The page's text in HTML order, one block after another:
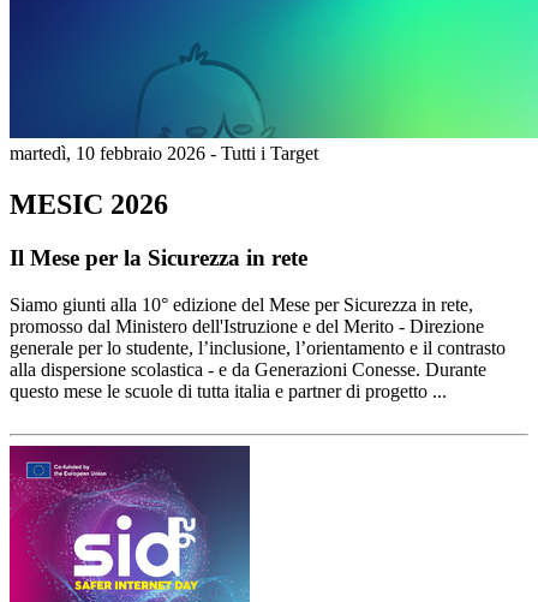
martedì, 10 febbraio 2026 - Tutti i Target
MESIC 2026
Il Mese per la Sicurezza in rete
Siamo giunti alla 10° edizione del Mese per Sicurezza in rete,
promosso dal Ministero dell'Istruzione e del Merito - Direzione
generale per lo studente, l’inclusione, l’orientamento e il contrasto
alla dispersione scolastica - e da Generazioni Conesse. Durante
questo mese le scuole di tutta italia e partner di progetto ...